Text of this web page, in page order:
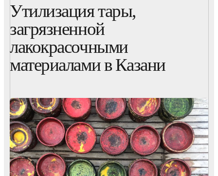
Утилизация тары,
загрязненной
лакокрасочными
материалами в Казани